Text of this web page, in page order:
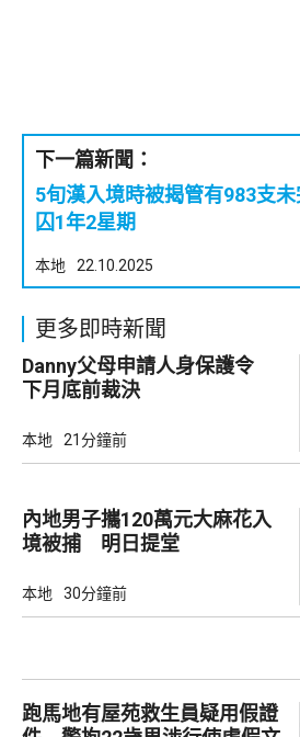
下一篇新聞：
5旬漢入境時被揭管有983支
囚1年2星期
本地 22.10.2025
更多即時新聞
Danny父母申請人身保護令
下月底前裁決
本地 21分鐘前
內地男子攜120萬元大麻花入
境被捕 明日提堂
本地 30分鐘前
跑馬地有屋苑救生員疑用假證